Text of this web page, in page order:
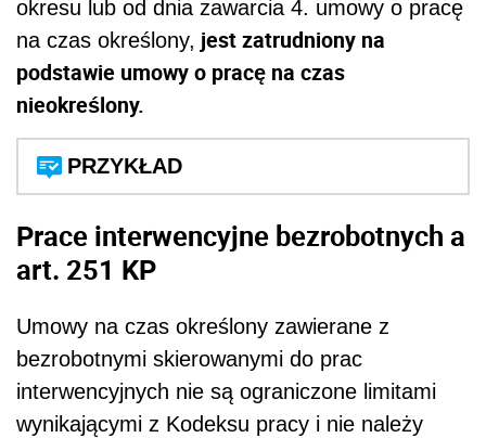
okresu lub od dnia zawarcia 4. umowy o pracę
na czas określony, jest zatrudniony na
podstawie umowy o pracę na czas
nieokreślony.
PRZYKŁAD
Prace interwencyjne bezrobotnych a
art. 251 KP
Umowy na czas określony zawierane z
bezrobotnymi skierowanymi do prac
interwencyjnych nie są ograniczone limitami
wynikającymi z Kodeksu pracy i nie należy